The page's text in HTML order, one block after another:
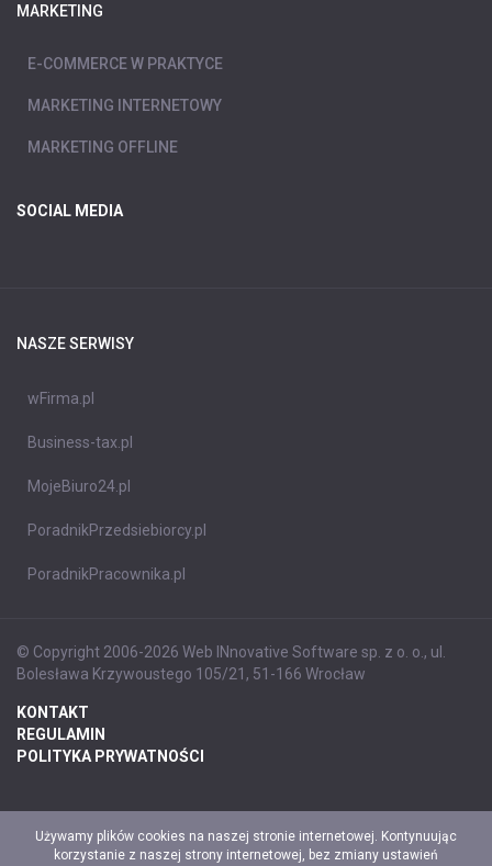
MARKETING
E-COMMERCE W PRAKTYCE
MARKETING INTERNETOWY
MARKETING OFFLINE
SOCIAL MEDIA
NASZE SERWISY
wFirma.pl
Business-tax.pl
MojeBiuro24.pl
PoradnikPrzedsiebiorcy.pl
PoradnikPracownika.pl
© Copyright 2006-2026 Web INnovative Software sp. z o. o., ul.
Bolesława Krzywoustego 105/21, 51-166 Wrocław
KONTAKT
REGULAMIN
POLITYKA PRYWATNOŚCI
Używamy plików cookies na naszej stronie internetowej. Kontynuując
korzystanie z naszej strony internetowej, bez zmiany ustawień